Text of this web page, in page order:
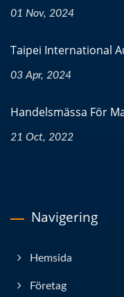
01 Nov, 2024
Taipei International
03 Apr, 2024
Handelsmässa För
21 Oct, 2022
Navigering
Hemsida
Företag